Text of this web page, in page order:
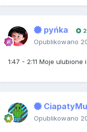
pyńka
Opublikowano
1:47 - 2:11 Moje
Opublikowano